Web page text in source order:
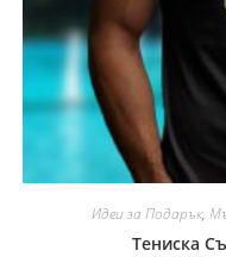
Идеи за Подарък,
Тениска